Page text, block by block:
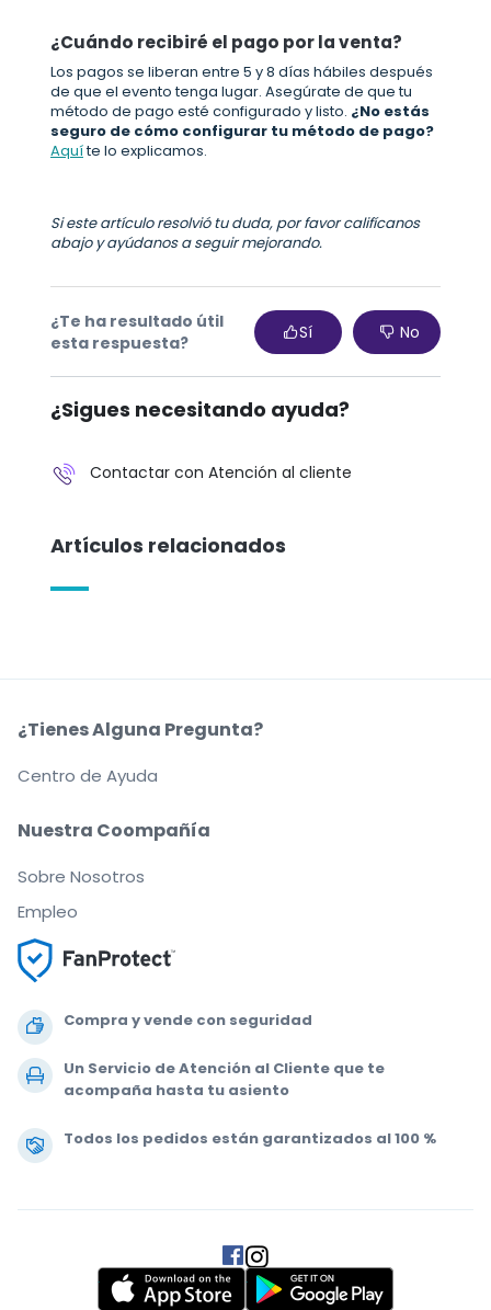
¿Cuándo recibiré el pago por la venta?
Los pagos se liberan entre 5 y 8 días hábiles después
de que el evento tenga lugar. Asegúrate de que tu
método de pago esté configurado y listo. ¿No estás
seguro de cómo configurar tu método de pago?
Aquíte lo explicamos.
Si este artículo resolvió tu duda, por favor califícanos
abajo y ayúdanos a seguir mejorando.
¿Te ha resultado útil
esta respuesta?
Sí No
¿Sigues necesitando ayuda?
Contactar con Atención al cliente
Artículos relacionados
Compra y vende con seguridad
Un Servicio de Atención al Cliente que te
acompaña hasta tu asiento
Todos los pedidos están garantizados al 100 %
Nuestra Coompañía
Sobre Nosotros
Empleo
¿Tienes Alguna Pregunta?
Centro de Ayuda
.
.
.